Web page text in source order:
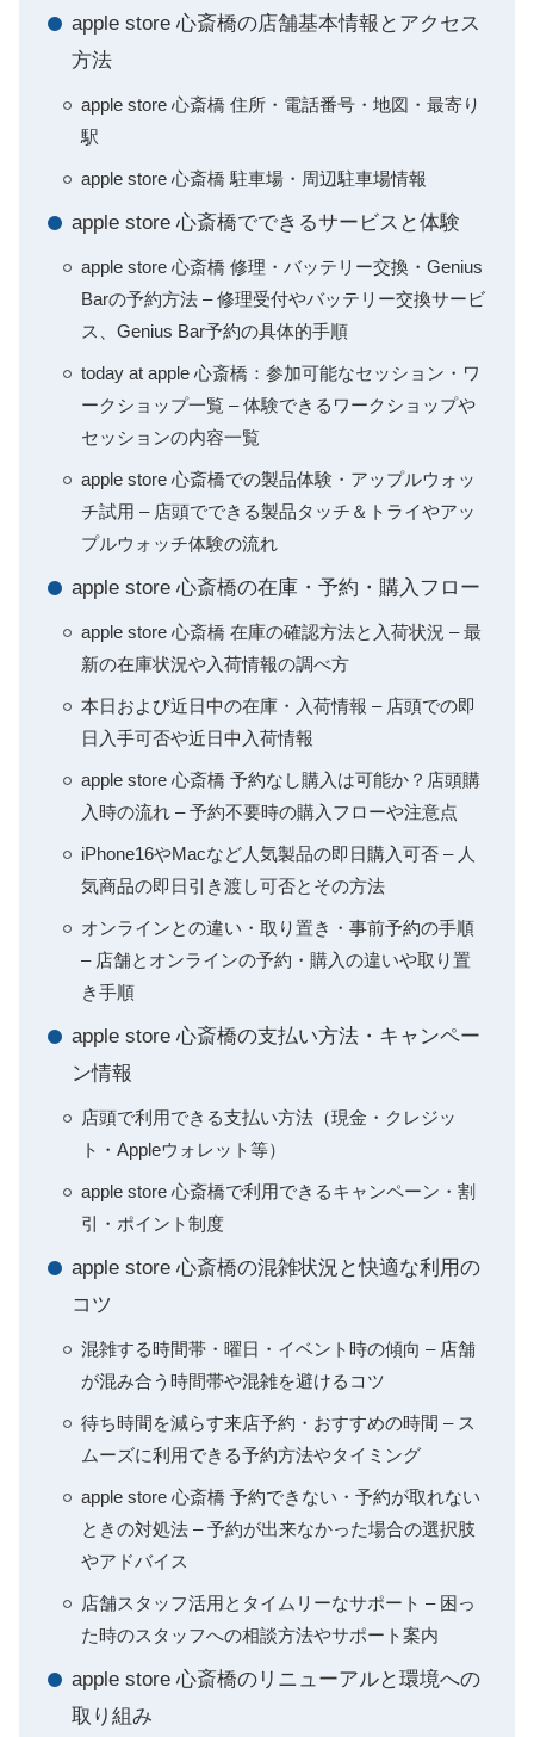
apple store 心斎橋の店舗基本情報とアクセス
方法
apple store 心斎橋 住所・電話番号・地図・最寄り
駅
apple store 心斎橋 駐車場・周辺駐車場情報
apple store 心斎橋でできるサービスと体験
apple store 心斎橋 修理・バッテリー交換・Genius
Barの予約方法 – 修理受付やバッテリー交換サービ
ス、Genius Bar予約の具体的手順
today at apple 心斎橋：参加可能なセッション・ワ
ークショップ一覧 – 体験できるワークショップや
セッションの内容一覧
apple store 心斎橋での製品体験・アップルウォッ
チ試用 – 店頭でできる製品タッチ＆トライやアッ
プルウォッチ体験の流れ
apple store 心斎橋の在庫・予約・購入フロー
apple store 心斎橋 在庫の確認方法と入荷状況 – 最
新の在庫状況や入荷情報の調べ方
本日および近日中の在庫・入荷情報 – 店頭での即
日入手可否や近日中入荷情報
apple store 心斎橋 予約なし購入は可能か？店頭購
入時の流れ – 予約不要時の購入フローや注意点
iPhone16やMacなど人気製品の即日購入可否 – 人
気商品の即日引き渡し可否とその方法
オンラインとの違い・取り置き・事前予約の手順
– 店舗とオンラインの予約・購入の違いや取り置
き手順
apple store 心斎橋の支払い方法・キャンペー
ン情報
店頭で利用できる支払い方法（現金・クレジッ
ト・Appleウォレット等）
apple store 心斎橋で利用できるキャンペーン・割
引・ポイント制度
apple store 心斎橋の混雑状況と快適な利用の
コツ
混雑する時間帯・曜日・イベント時の傾向 – 店舗
が混み合う時間帯や混雑を避けるコツ
待ち時間を減らす来店予約・おすすめの時間 – ス
ムーズに利用できる予約方法やタイミング
apple store 心斎橋 予約できない・予約が取れない
ときの対処法 – 予約が出来なかった場合の選択肢
やアドバイス
店舗スタッフ活用とタイムリーなサポート – 困っ
た時のスタッフへの相談方法やサポート案内
apple store 心斎橋のリニューアルと環境への
取り組み